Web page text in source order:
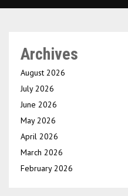
Archives
August 2026
July 2026
June 2026
May 2026
April 2026
March 2026
February 2026